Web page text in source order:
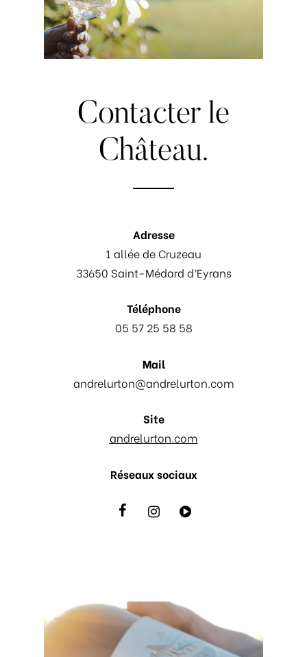
Contacter le
Château.
Adresse
1 allée de Cruzeau
33650 Saint-Médard d’Eyrans
Téléphone
05 57 25 58 58
Mail
andrelurton@andrelurton.com
Site
andrelurton.com
Réseaux sociaux